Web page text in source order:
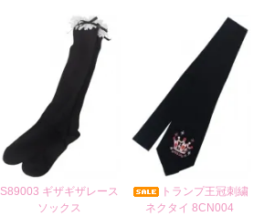
S89003 ギザギザレース
ソックス
トランプ王冠刺繍
ネクタイ 8CN004